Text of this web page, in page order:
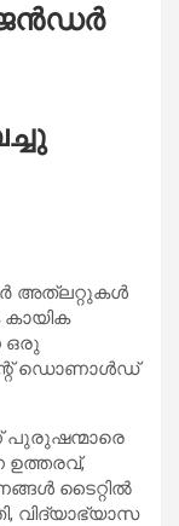
അത്‌ലറ്റുകൾ
ഒരു
ഡൊണാൾഡ്
പുരുഷന്മാരെ
ഉത്തരവ്,
ടൈറ്റിൽ
വിദ്യാഭ്യാസ